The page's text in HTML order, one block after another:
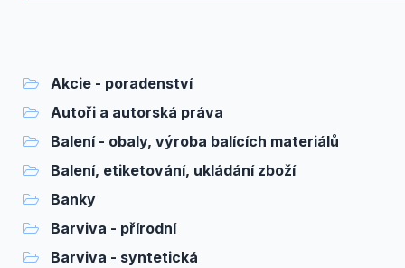
Akcie - poradenství
Autoři a autorská práva
Balení - obaly, výroba balících materiálů
Balení, etiketování, ukládání zboží
Banky
Barviva - přírodní
Barviva - syntetická